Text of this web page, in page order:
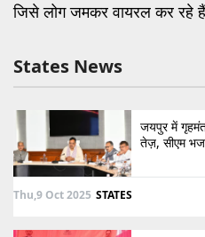
जिसे लोग जमकर वायरल कर रहे
States News
जयपुर में
तेज़, सीएम
Thu,9 Oct 2025 STATES